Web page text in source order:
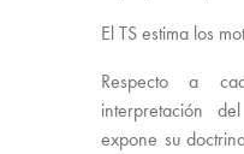
El TS estima los
Respecto a
interpretación
expone su